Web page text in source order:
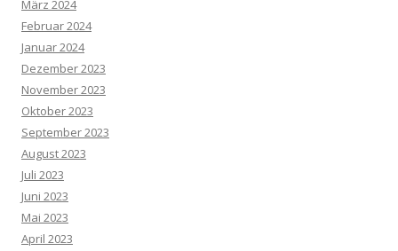
März 2024
Februar 2024
Januar 2024
Dezember 2023
November 2023
Oktober 2023
September 2023
August 2023
Juli 2023
Juni 2023
Mai 2023
April 2023